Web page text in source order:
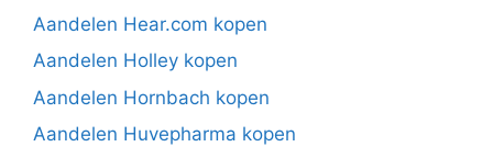
Aandelen Hear.com kopen
Aandelen Holley kopen
Aandelen Hornbach kopen
Aandelen Huvepharma kopen